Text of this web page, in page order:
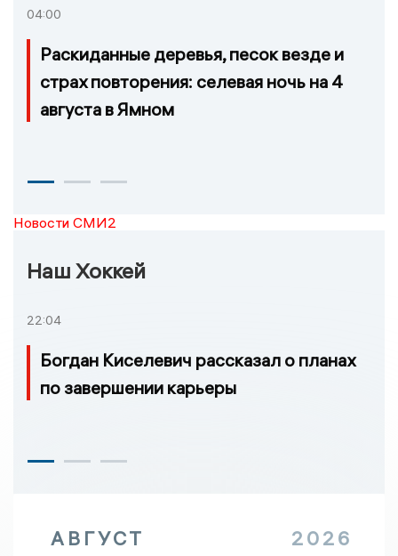
04:00
Раскиданные деревья, песок везде и
страх повторения: селевая ночь на 4
августа в Ямном
Новости СМИ2
Наш Хоккей
22:04
Богдан Киселевич рассказал о планах
по завершении карьеры
АВГУСТ 2026